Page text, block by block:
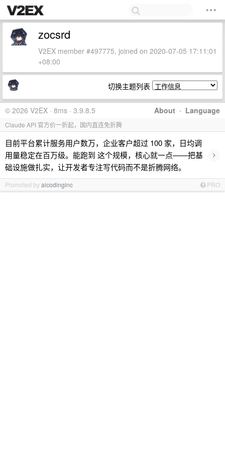
zocsrd
V2EX member #497775, joined on 2020-07-05 17:11:01
+08:00
切换主题列表
About · Language
© 2026 V2EX · 8ms · 3.9.8.5
Claude API 官方价一折起，国内直连免折腾
目前平台累计服务用户数万，企业客户超过 100 家，日均调
用量稳定在百万级。能跑到 这个规模，核心就一点——把基
础设施做扎实，让开发者专注写代码而不是折腾网络。
›
Promoted byaicodinginc PRO